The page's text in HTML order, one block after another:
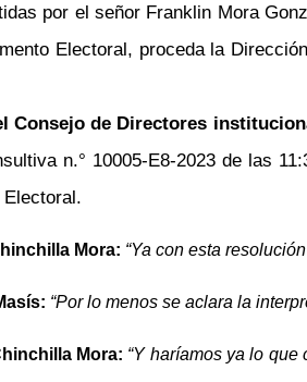
por el señor Franklin Mora
Electoral, proceda la
Consejo de Directores
n.° 10005-E8-2023 de las
Mora: “Ya con esta
: “Por lo menos se aclara la
Mora: “Y haríamos ya lo